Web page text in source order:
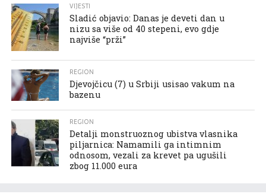
VIJESTI
Sladić objavio: Danas je deveti dan u
nizu sa više od 40 stepeni, evo gdje
najviše “prži”
REGION
Djevojčicu (7) u Srbiji usisao vakum na
bazenu
REGION
Detalji monstruoznog ubistva vlasnika
piljarnica: Namamili ga intimnim
odnosom, vezali za krevet pa ugušili
zbog 11.000 eura